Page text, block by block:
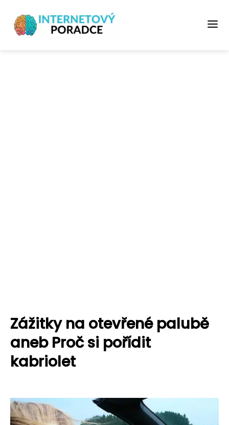
Zážitky na otevřené palubě
aneb Proč si pořídit
kabriolet